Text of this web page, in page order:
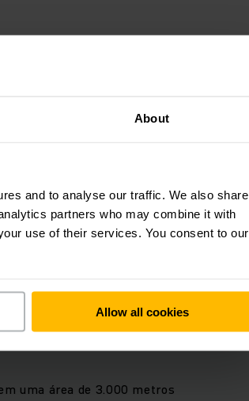
About
and to analyse our traffic. We also share
partners who may combine it with
use of their services. You consent to our
Allow all cookies
intralogística, projetou e
a Jungheinrich trabalhou em
armazém.
em um sistema de estantes de
perfeito para a
uma área de 3.000 metros